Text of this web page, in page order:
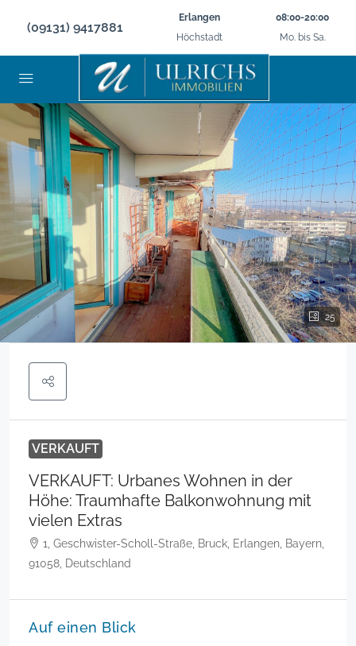
(09131) 9417881
Erlangen
Höchstadt
08:00-20:00
Mo. bis Sa.
25
VERKAUFT
VERKAUFT: Urbanes Wohnen in der
Höhe: Traumhafte Balkonwohnung mit
vielen Extras
1, Geschwister-Scholl-Straße, Bruck, Erlangen, Bayern,
91058, Deutschland
Auf einen Blick